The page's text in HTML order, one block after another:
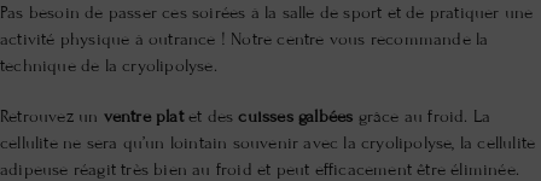
Pas besoin de passer ces soirées à la salle de sport et de pratiquer une
activité physique à outrance ! Notre centre vous recommande la
technique de la cryolipolyse.
Retrouvez un ventre platet des cuisses galbées grâce au froid. La
cellulite ne sera qu’un lointain souvenir avec la cryolipolyse, la cellulite
adipeuse réagit très bien au froid et peut efficacement être éliminée.